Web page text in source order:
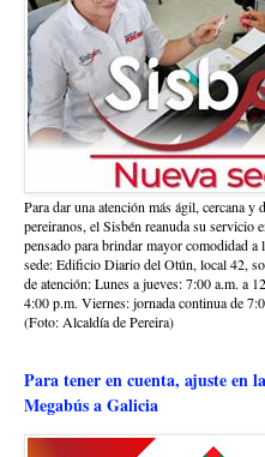
Para dar una atención más ágil, cercana y
pereiranos, el Sisbén reanuda su servicio
pensado para brindar mayor comodidad a
sede: Edificio Diario del Otún, local 42,
de atención: Lunes a jueves: 7:00 a.m. a
4:00 p.m. Viernes: jornada continua de
(Foto: Alcaldía de Pereira)
Para tener en cuenta, ajuste en
Megabús a Galicia